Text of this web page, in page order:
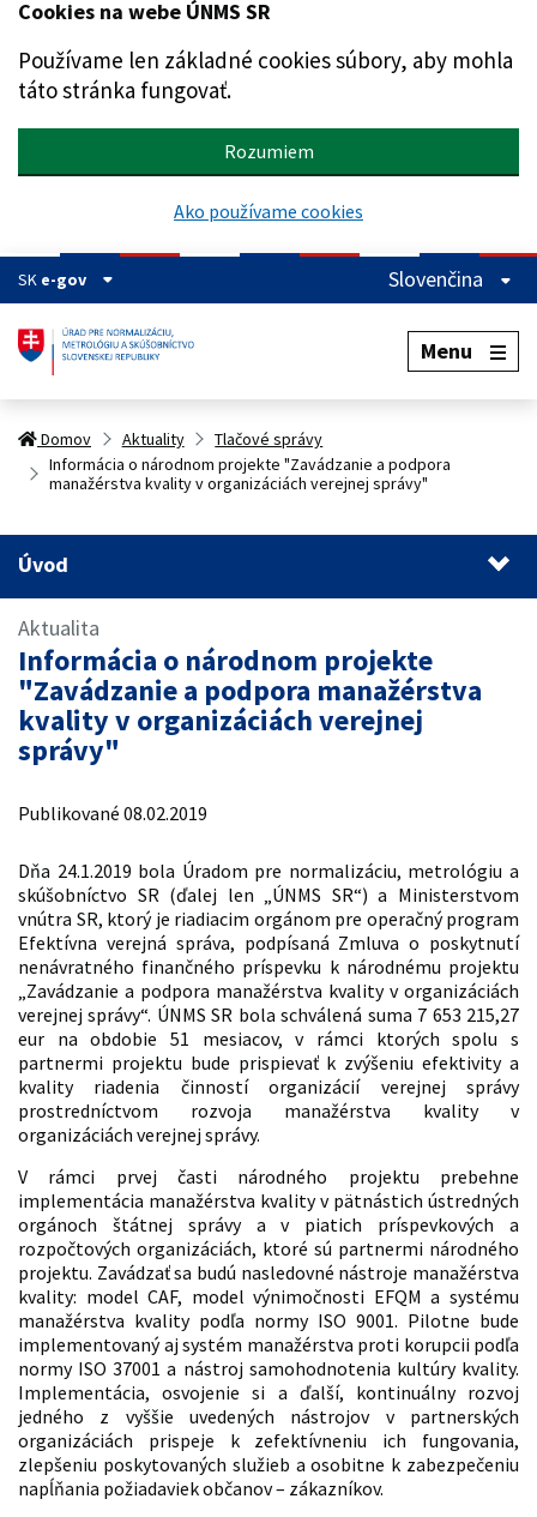
Preskočiť na hlavný obsah
Cookies na webe ÚNMS SR
Používame len základné cookies súbory, aby mohla
táto stránka fungovať.
Rozumiem
Ako používame cookies
SK e-gov Slovenčina
Menu
Domov Aktuality
Tlačové správy
Informácia o národnom projekte "Zavádzanie a podpora
manažérstva kvality v organizáciách verejnej správy"
Úvod
Úvod
Aktualita
Informácia o národnom projekte
"Zavádzanie a podpora manažérstva
kvality v organizáciách verejnej
správy"
Publikované 08.02.2019
Dňa 24.1.2019 bola Úradom pre normalizáciu, metrológiu a
skúšobníctvo SR (ďalej len „ÚNMS SR“) a Ministerstvom
vnútra SR, ktorý je riadiacim orgánom pre operačný program
Efektívna verejná správa, podpísaná Zmluva o poskytnutí
nenávratného finančného príspevku k národnému projektu
„Zavádzanie a podpora manažérstva kvality v organizáciách
verejnej správy“. ÚNMS SR bola schválená suma 7 653 215,27
eur na obdobie 51 mesiacov, v rámci ktorých spolu s
partnermi projektu bude prispievať k zvýšeniu efektivity a
kvality riadenia činností organizácií verejnej správy
prostredníctvom rozvoja manažérstva kvality v
organizáciách verejnej správy.
V rámci prvej časti národného projektu prebehne
implementácia manažérstva kvality v pätnástich ústredných
orgánoch štátnej správy a v piatich príspevkových a
rozpočtových organizáciách, ktoré sú partnermi národného
projektu. Zavádzať sa budú nasledovné nástroje manažérstva
kvality: model CAF, model výnimočnosti EFQM a systému
manažérstva kvality podľa normy ISO 9001. Pilotne bude
implementovaný aj systém manažérstva proti korupcii podľa
normy ISO 37001 a nástroj samohodnotenia kultúry kvality.
Implementácia, osvojenie si a ďalší, kontinuálny rozvoj
jedného z vyššie uvedených nástrojov v partnerských
organizáciách prispeje k zefektívneniu ich fungovania,
zlepšeniu poskytovaných služieb a osobitne k zabezpečeniu
napĺňania požiadaviek občanov – zákazníkov.